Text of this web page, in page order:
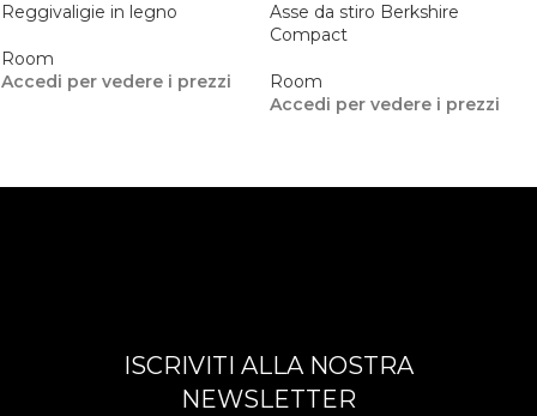
Reggivaligie in legno
Room
Accedi per vedere i prezzi
Asse da stiro Berkshire
Compact
Room
Accedi per vedere i prezzi
ISCRIVITI ALLA NOSTRA
NEWSLETTER